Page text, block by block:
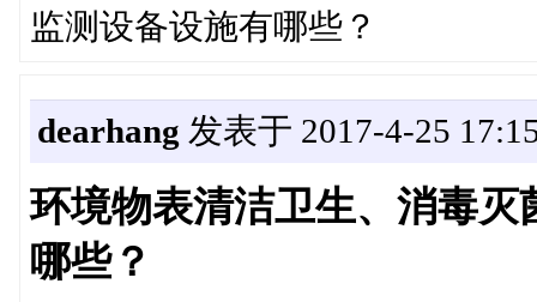
监测设备设施有哪些？
dearhang 发表于 2017-4-25
环境物表清洁卫生、消毒
哪些？